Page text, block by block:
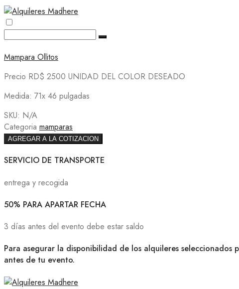
Mampara Ollitos
Precio RD$ 2500 UNIDAD DEL COLOR DESEADO
Medida: 71x 46 pulgadas
SKU: N/A
Categoria mamparas
AGREGAR A LA COTIZACION
SERVICIO DE TRANSPORTE
entrega y recogida
50% PARA APARTAR FECHA
3 días antes del evento debe estar saldo
Para asegurar la disponibilidad de los alquileres
antes de tu evento.